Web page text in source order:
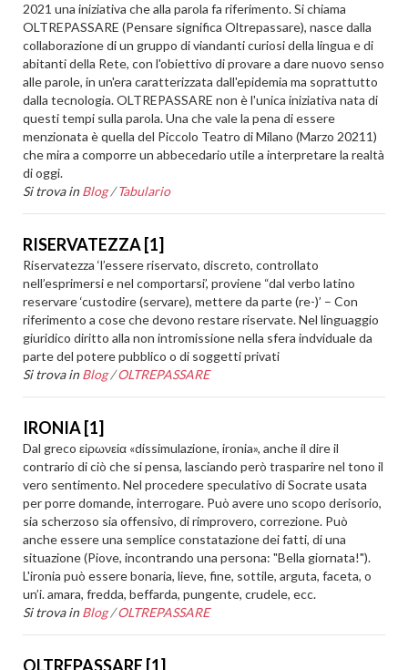
2021 una iniziativa che alla parola fa riferimento. Si chiama
OLTREPASSARE (Pensare significa Oltrepassare), nasce dalla
collaborazione di un gruppo di viandanti curiosi della lingua e di
abitanti della Rete, con l'obiettivo di provare a dare nuovo senso
alle parole, in un'era caratterizzata dall'epidemia ma soprattutto
dalla tecnologia. OLTREPASSARE non è l'unica iniziativa nata di
questi tempi sulla parola. Una che vale la pena di essere
menzionata è quella del Piccolo Teatro di Milano (Marzo 20211)
che mira a comporre un abbecedario utile a interpretare la realtà
di oggi.
Si trova in Blog /Tabulario
RISERVATEZZA [1]
Riservatezza ‘l’essere riservato, discreto, controllato
nell’esprimersi e nel comportarsi’, proviene “dal verbo latino
reservare ‘custodire (servare), mettere da parte (re-)’ – Con
riferimento a cose che devono restare riservate. Nel linguaggio
giuridico diritto alla non intromissione nella sfera indviduale da
parte del potere pubblico o di soggetti privati
Si trova in Blog /OLTREPASSARE
IRONIA [1]
Dal greco εἰρωνεία «dissimulazione, ironia», anche il dire il
contrario di ciò che si pensa, lasciando però trasparire nel tono il
vero sentimento. Nel procedere speculativo di Socrate usata
per porre domande, interrogare. Può avere uno scopo derisorio,
sia scherzoso sia offensivo, di rimprovero, correzione. Può
anche essere una semplice constatazione dei fatti, di una
situazione (Piove, incontrando una persona: "Bella giornata!").
L'ironia può essere bonaria, lieve, fine, sottile, arguta, faceta, o
un’i. amara, fredda, beffarda, pungente, crudele, ecc.
Si trova in Blog /OLTREPASSARE
OLTREPASSARE [1]